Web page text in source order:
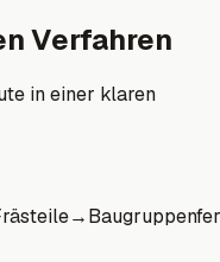
Verfahren
in einer klaren
→